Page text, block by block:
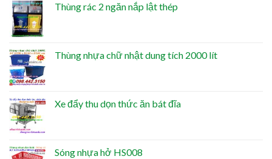
Thùng rác 2 ngăn nắp lật thép
Thùng nhựa chữ nhật dung tích 2000 lít
Xe đẩy thu dọn thức ăn bát đĩa
Sóng nhựa hở HS008